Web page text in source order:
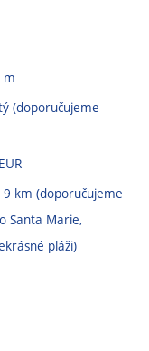
m
(doporučujeme
9 km (doporučujeme
Santa Marie,
pláži)